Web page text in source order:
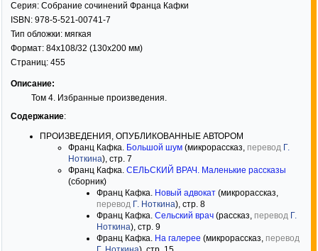
Серия: Собрание сочинений Франца Кафки
ISBN: 978-5-521-00741-7
Тип обложки: мягкая
Формат: 84x108/32 (130x200 мм)
Страниц: 455
Описание:
Том 4. Избранные произведения.
Содержание:
ПРОИЗВЕДЕНИЯ, ОПУБЛИКОВАННЫЕ АВТОРОМ
Франц Кафка. Большой шум (микрорассказ, перевод Г.
Ноткина), стр. 7
Франц Кафка. СЕЛЬСКИЙ ВРАЧ. Маленькие рассказы
(сборник)
Франц Кафка. Новый адвокат (микрорассказ,
перевод Г. Ноткина), стр. 8
Франц Кафка. Сельский врач (рассказ, перевод Г.
Ноткина), стр. 9
Франц Кафка. На галерее (микрорассказ, перевод